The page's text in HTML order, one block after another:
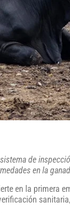
de
en la
en la primera